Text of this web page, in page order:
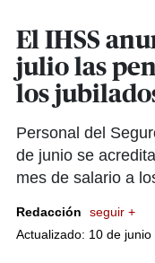
El IHSS
julio las
los
Personal del
de junio se
mes de salario a
Redacción
seguir +
Actualizado: 10 de